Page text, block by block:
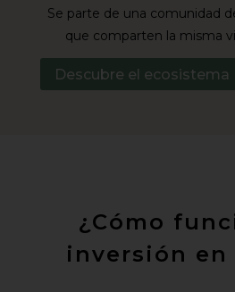
Se parte de una comunidad
que comparten la misma
Descubre el ecosistema
¿Cómo
inversión en